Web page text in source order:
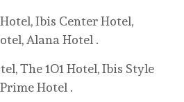
Ibis Center Hotel,
Alana Hotel .
The 1O1 Hotel, Ibis Style
Hotel .